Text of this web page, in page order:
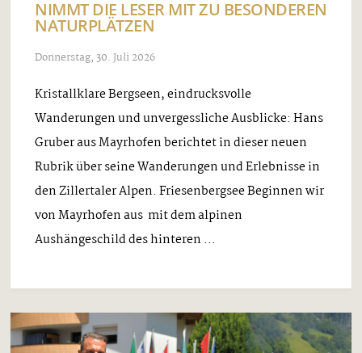
NIMMT DIE LESER MIT ZU BESONDEREN
NATURPLÄTZEN
Donnerstag, 30. Juli 2026
Kristallklare Bergseen, eindrucksvolle
Wanderungen und unvergessliche Ausblicke: Hans
Gruber aus Mayrhofen berichtet in dieser neuen
Rubrik über seine Wanderungen und Erlebnisse in
den Zillertaler Alpen. Friesenbergsee Beginnen wir
von Mayrhofen aus mit dem alpinen
Aushängeschild des hinteren ...